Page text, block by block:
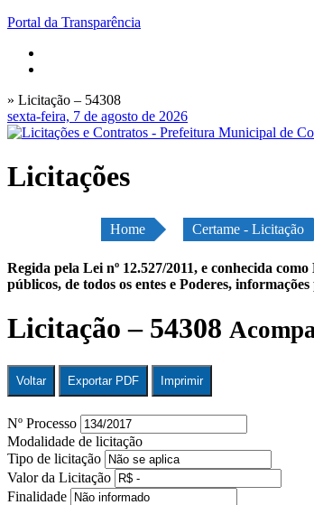
Portal da Transparência
» Licitação – 54308
sexta-feira, 7 de agosto de 2026
Licitações
Home Certame - Licitação
Regida pela Lei nº 12.527/2011, e conhecida
públicos, de todos os entes e Poderes,
Licitação – 54308
Voltar Exportar PDF Imprimir
Nº Processo
Modalidade de licitação
Tipo de licitação
Valor da Licitação
Finalidade